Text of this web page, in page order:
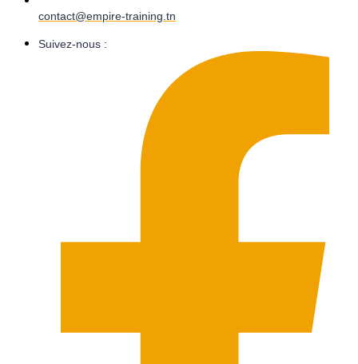
contact@empire-training.tn
Suivez-nous :